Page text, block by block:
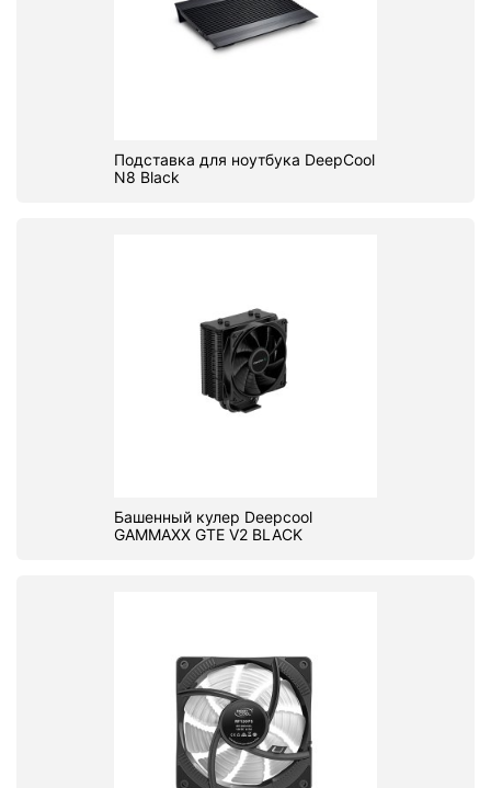
Подставка для ноутбука DeepCool
N8 Black
Башенный кулер Deepcool
GAMMAXX GTE V2 BLACK